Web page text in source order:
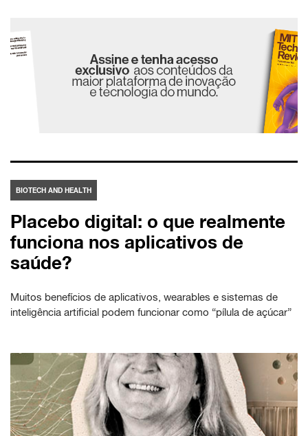
BIOTECH AND HEALTH
Placebo digital: o que realmente
funciona nos aplicativos de
saúde?
Muitos benefícios de aplicativos, wearables e sistemas de
inteligência artificial podem funcionar como “pílula de açúcar”